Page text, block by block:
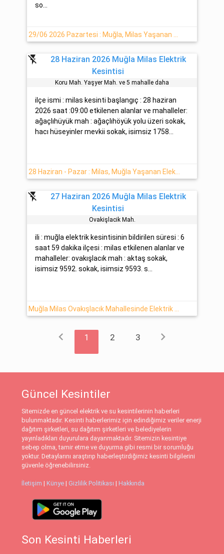
so...
flash_off
28 Haziran 2026 Muğla Milas Elektrik
Kesintisi
Koru Mah. Yaşyer Mah. ve 5 mahalle daha
ilçe ismi : milas kesinti başlangıç : 28 haziran
2026 saat :09:00 etkilenen alanlar ve mahalleler:
ağaçlıhüyük mah : ağaçlıhöyük yolu üzeri sokak,
hacı hüseyinler mevkii sokak, isimsiz 1758...
28 Haziran - Pazar : Milas, Muğla Yaşanan Elektrik Kesinti Detayı
flash_off
27 Haziran 2026 Muğla Milas Elektrik
Kesintisi
Ovakişlacik Mah.
ili : muğla elektrik kesintisinin bildirilen süresi : 6
saat 59 dakika ilçesi : milas etkilenen alanlar ve
mahalleler: ovakışlacık mah : aktaş sokak,
isimsiz 9592. sokak, isimsiz 9593. s...
chevron_left 1 2 3 chevron_right
Güncel Kesintiler
Sitemizde en güncel elektrik ve su kesintilerinin haberleri
bulunmaktadır. Kesinti haberlerimiz için edindiğimiz veriler enerji
dağıtım şirketleri, su dağıtım şirketleri ve belediyelerin
yayınladıkları duyurulara dayanmaktadır. Sitemizin kesintiye
sebep olma, tamir etme ve duyurma gibi resmi bir sorumluğu
yoktur. Detaylarını araştırıp haberleştirdiğimiz kesinti bilgilerini
güvenle öğrenebilirsiniz.
İletişim | Künye | Gizlilik Politikası | Hakkında
Son Kesinti Haberleri